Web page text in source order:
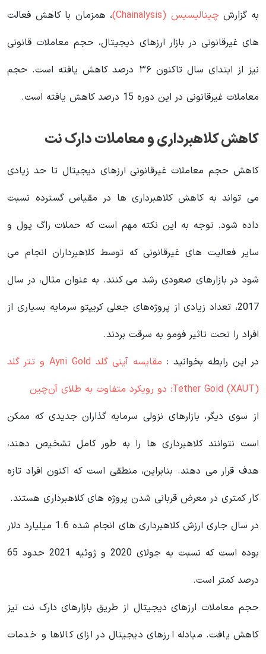
به گزارش چینالیسیس (Chainalysis)
، همزمان با کاهش فعالت
های غیرقانونی در بازار ارزهای دیجیتال، حجم معاملات قانونی
نیز از ابتدای سال تاکنون ۳۶ درصد کاهش یافته است. حجم
معاملات غیرقانونی در این دوره 15 درصد کاهش یافته است.
کاهش کلاهبرداری و معاملات دارک نت
کاهش حجم معاملات غیرقانونی ارزهای دیجیتال تا حد زیادی
می تواند به کاهش کلاهبرداری ها در مقیاس گسترده نسبت
داده شود. توجه به این نکته مهم است که حملات راگ پول و
سایر فعالیت های غیرقانونی که توسط کلاهبرداران انجام می
شود در بازارهای صعودی رشد می کنند. به عنوان مثال، در سال
2017، تعداد زیادی از پروژه‌های جعلی کریپتو سرمایه بسیاری از
افراد را تحت تاثیر فومو به سرقت بردند.
در این رابطه بخوانید‌ :
مقایسه آینی گلد Ayni Gold و تتر گلد
Tether Gold (XAUT): دو رویکرد متفاوت به طلای آن‌چین
از سوی دیگر، بازارهای نزولی سرمایه گذاران جدیدی که ممکن
است نتوانند کلاهبرداری ها را به طور کامل تشخیص دهند،
هدف قرار می دهند. بنابراین، منطقی است که اکنون افراد تازه
کار کمتری در معرض قربانی شدن پروژه های کلاهبرداری هستند.
در سال جاری ارزش کلاهبرداری های انجام شده 1.6 میلیارد دلار
بوده است که نسبت به جولای 2020 و ژوئیه 2021 حدود 65
درصد کمتر است.
حجم معاملات ارزهای دیجیتال از طریق بازارهای دارک نت نیز
کاهش یافت. مبادله ارزهای دیجیتال در ازای کالاها و خدمات